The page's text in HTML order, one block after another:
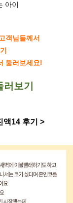
아이
객님들께서
둘러보세요!
러보기
액14 후기 >